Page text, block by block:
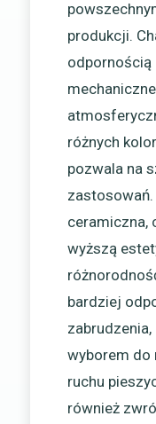
produkcji.
odpornością
różnych
pozwala na
ceramiczna,
wyższą
bardziej
wyborem do
ruchu
również